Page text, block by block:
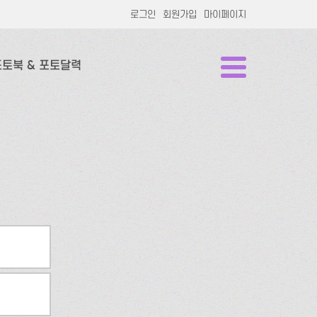
로그인 회원가입 마이페이지
북 & 포토달력